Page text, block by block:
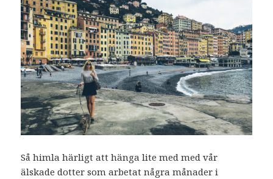
Så himla härligt att hänga lite med med vår
älskade dotter som arbetat några månader i